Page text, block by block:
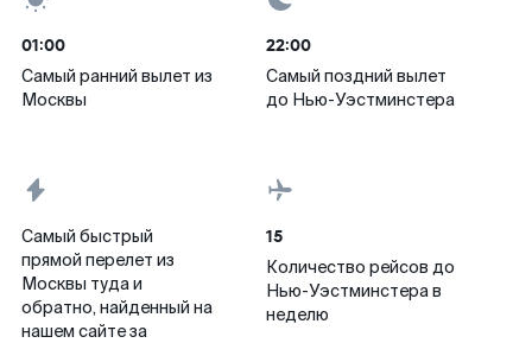
01:00
Самый ранний вылет из
Москвы
22:00
Самый поздний вылет
до Нью-Уэстминстера
Самый быстрый
прямой перелет из
Москвы туда и
обратно, найденный на
нашем сайте за
15
Количество рейсов до
Нью-Уэстминстера в
неделю